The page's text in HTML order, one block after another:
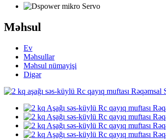
Məhsul
Ev
Məhsullar
Məhsul nümayişi
Digər